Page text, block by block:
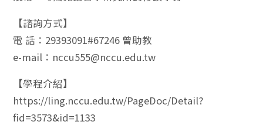
【諮詢方式】
電 話：29393091#67246 曾助教
e-mail：nccu555@nccu.edu.tw
【學程介紹】
https://ling.nccu.edu.tw/PageDoc/Detail?
fid=3573&id=1133